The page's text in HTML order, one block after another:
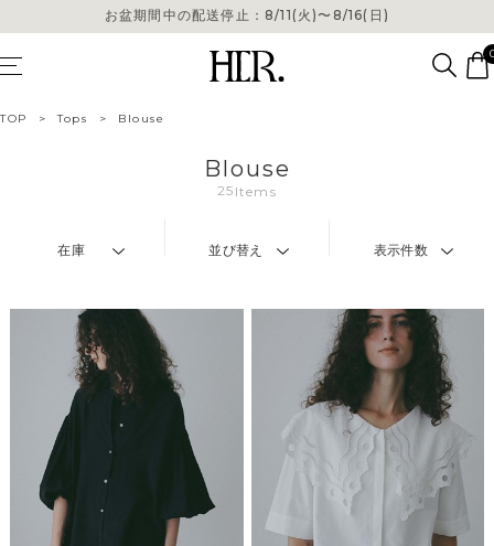
お盆期間中の配送停止：8/11(火)〜8/16(日)
TOP > Tops > Blouse
Blouse
25 Items
在庫 並び替え 表示件数